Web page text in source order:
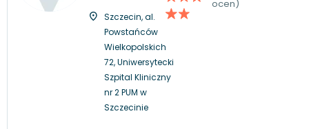
Szczecin, al.
Powstańców
Wielkopolskich
72, Uniwersytecki
Szpital Kliniczny
nr 2 PUM w
Szczecinie
ocen)